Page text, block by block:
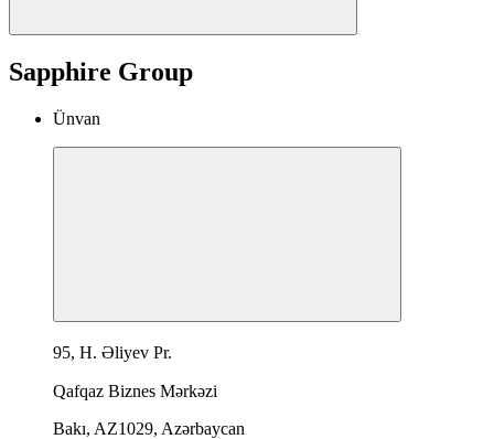
Sapphire Group
Ünvan
95, H. Əliyev Pr.
Qafqaz Biznes Mərkəzi
Bakı, AZ1029, Azərbaycan